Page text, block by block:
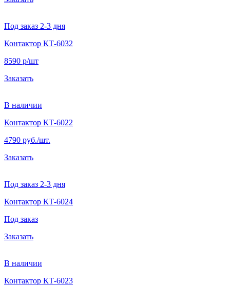
Под заказ 2-3 дня
Контактор КТ-6032
8590 р/шт
Заказать
В наличии
Контактор КТ-6022
4790 руб./шт.
Заказать
Под заказ 2-3 дня
Контактор КТ-6024
Под заказ
Заказать
В наличии
Контактор КТ-6023